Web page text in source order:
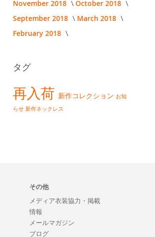
November 2018
October 2018
September 2018
March 2018
February 2018
タグ
再入荷新作コレクション お知
らせ新作ネックレス
その他
メディア衣装協力・掲載
情報
メールマガジン
ブログ